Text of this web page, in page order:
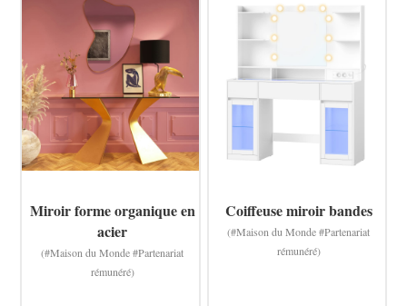
Miroir forme organique en
acier
(#Maison du Monde #Partenariat
rémunéré)
Coiffeuse miroir bandes
(#Maison du Monde #Partenariat
rémunéré)